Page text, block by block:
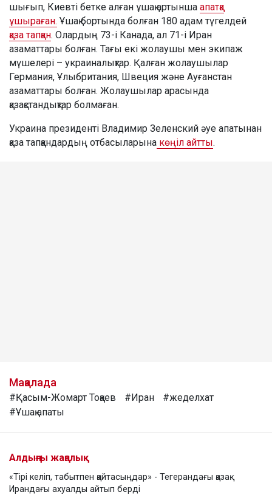
шығып, Киевті бетке алған ұшақ артынша апатқа
ұшыраған. Ұшақ бортында болған 180 адам түгелдей
қаза тапқан. Олардың 73-і Канада, ал 71-і Иран
азаматтары болған. Тағы екі жолаушы мен экипаж
мүшелері – украиналықтар. Қалған жолаушылар
Германия, Ұлыбритания, Швеция және Ауғанстан
азаматтары болған. Жолаушылар арасында
қазақстандықтар болмаған.
Украина президенті Владимир Зеленский әуе апатынан
қаза тапқандардың отбасыларына көңіл айтты.
Мақалада
#Қасым-Жомарт Тоқаев #Иран
#жеделхат
#Ұшақ апаты
Алдыңғы жаңалық
«Тірі келіп, табытпен қайтасыңдар» - Тегерандағы қазақ
Ирандағы ахуалды айтып берді